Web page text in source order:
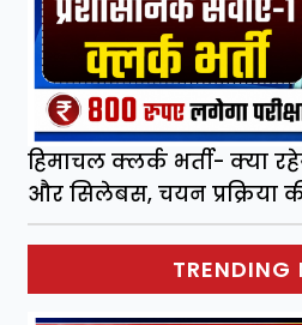
हिमाचल क्लर्क भर्ती- क्या
और सिलेबस, चयन प्रक्रिया
TRENDING